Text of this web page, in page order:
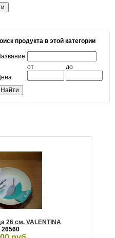
продукта в этой категории
от до
26 см. VALENTINA
26560